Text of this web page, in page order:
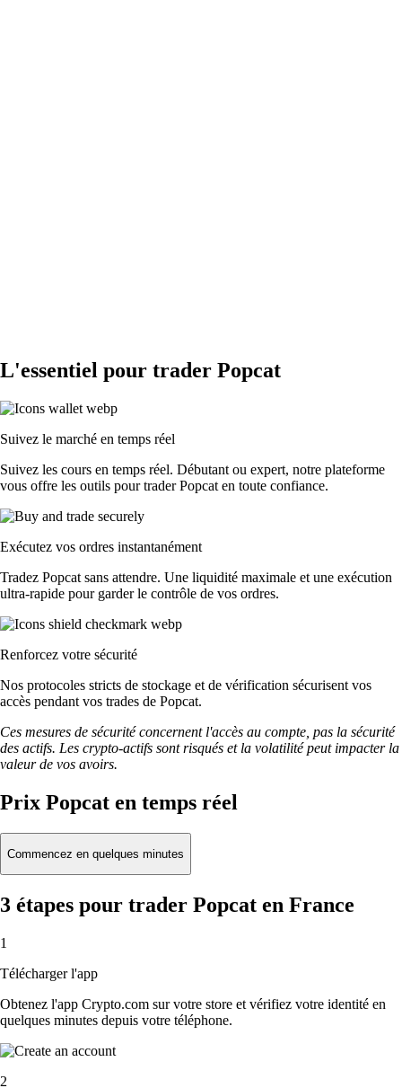
L'essentiel pour trader Popcat
Suivez le marché en temps réel
Suivez les cours en temps réel. Débutant ou expert, notre plateforme
vous offre les outils pour trader Popcat en toute confiance.
Exécutez vos ordres instantanément
Tradez Popcat sans attendre. Une liquidité maximale et une exécution
ultra-rapide pour garder le contrôle de vos ordres.
Renforcez votre sécurité
Nos protocoles stricts de stockage et de vérification sécurisent vos
accès pendant vos trades de Popcat.
Ces mesures de sécurité concernent l'accès au compte, pas la sécurité
des actifs. Les crypto-actifs sont risqués et la volatilité peut impacter la
valeur de vos avoirs.
Prix Popcat en temps réel
Commencez en quelques minutes
3 étapes pour trader Popcat en France
1
Télécharger l'app
Obtenez l'app Crypto.com sur votre store et vérifiez votre identité en
quelques minutes depuis votre téléphone.
2